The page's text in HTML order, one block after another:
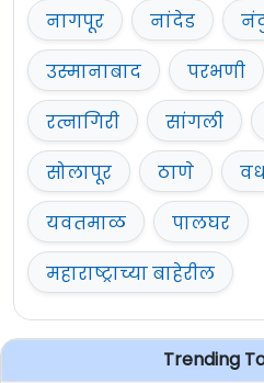
नागपूर
नांदेड
उस्मानाबाद
परभणी
रत्नागिरी
सांगली
सोलापूर
ठाणे
यवतमाळ
पालघर
महाराष्ट्राच्या बाहेरील
Trending